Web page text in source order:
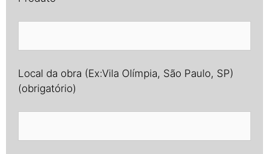
Local da obra (Ex:Vila Olímpia, São Paulo, SP)
(obrigatório)